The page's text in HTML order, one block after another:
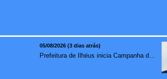
05/08/2026 (3 dias atrás)
Prefeitura de Ilhéus inicia Campanha de Multivacinação 2026